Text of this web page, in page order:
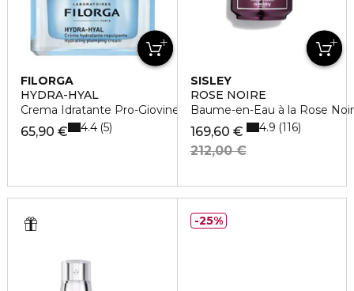
FILORGA
HYDRA-HYAL
Crema Idratante Pro-Giovinezza
65,90 € 4.4 5
SISLEY
ROSE NOIRE
Baume-en-Eau à la Rose
169,60 €
212,00 €
4.9 116
25%